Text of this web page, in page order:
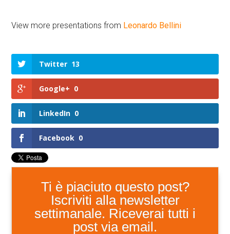
View more presentations from Leonardo Bellini
Twitter 13
Google+ 0
LinkedIn 0
Facebook 0
Ti è piaciuto questo post?
Iscriviti alla newsletter
settimanale. Riceverai tutti i
post via email.